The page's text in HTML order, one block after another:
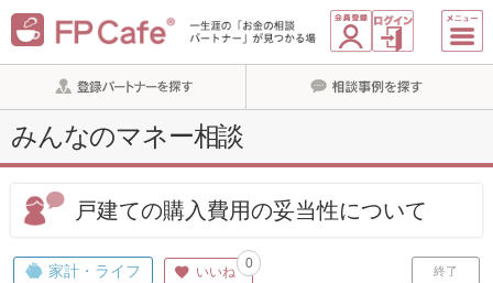
みんなのマネー相談
戸建ての購入費用の妥当性について
家計・ライフ いいね
0 終了